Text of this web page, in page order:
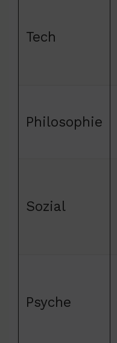
Tech
Philosophie
Sozial
Psyche